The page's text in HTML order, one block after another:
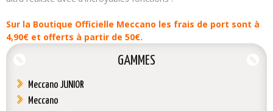
Sur la Boutique Officielle Meccano les frais de port sont à
4,90€ et offerts à partir de 50€.
GAMMES
Meccano JUNIOR
Meccano